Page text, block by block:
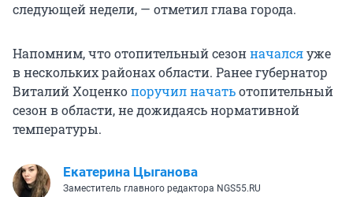
следующей недели, — отметил глава города.
Напомним, что отопительный сезонначалсяуже
в нескольких районах области. Ранее губернатор
Виталий Хоценкопоручил начатьотопительный
сезон в области, не дожидаясь нормативной
температуры.
Екатерина Цыганова
Заместитель главного редактора NGS55.RU